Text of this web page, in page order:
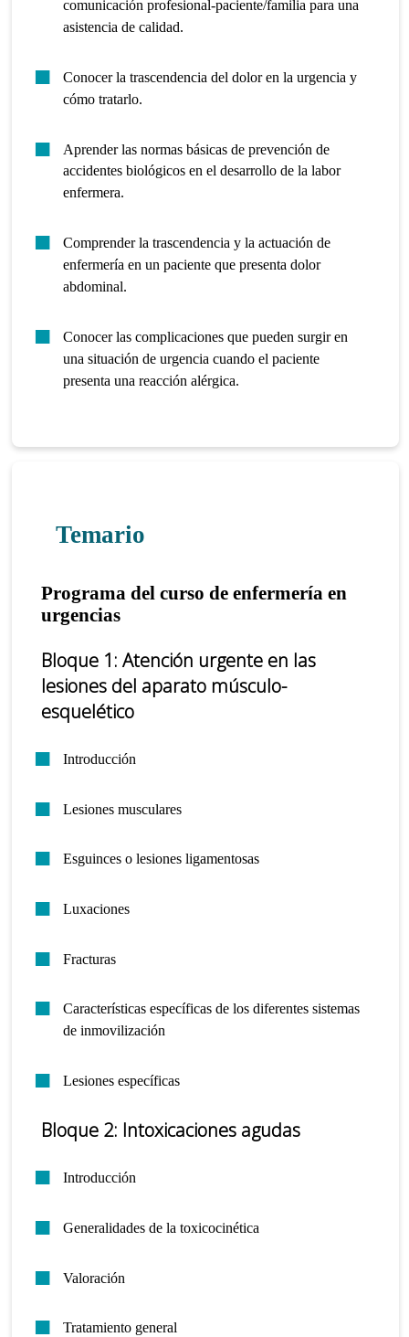
comunicación profesional-paciente/familia para una
asistencia de calidad.
Conocer la trascendencia del dolor en la urgencia y
cómo tratarlo.
Aprender las normas básicas de prevención de
accidentes biológicos en el desarrollo de la labor
enfermera.
Comprender la trascendencia y la actuación de
enfermería en un paciente que presenta dolor
abdominal.
Conocer las complicaciones que pueden surgir en
una situación de urgencia cuando el paciente
presenta una reacción alérgica.
Temario
Programa del curso de enfermería en
urgencias
Bloque 1: Atención urgente en las
lesiones del aparato músculo-
esquelético
Introducción
Lesiones musculares
Esguinces o lesiones ligamentosas
Luxaciones
Fracturas
Características específicas de los diferentes sistemas
de inmovilización
Lesiones específicas
Bloque 2: Intoxicaciones agudas
Introducción
Generalidades de la toxicocinética
Valoración
Tratamiento general